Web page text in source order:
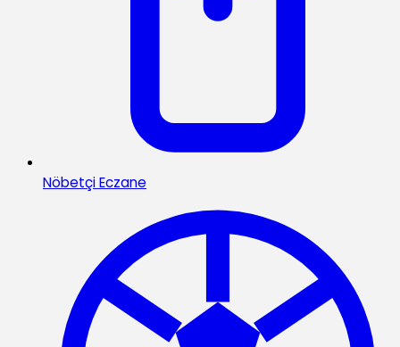
Nöbetçi Eczane